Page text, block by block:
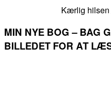
Kærlig hilsen
MIN NYE BOG – BAG
BILLEDET FOR AT